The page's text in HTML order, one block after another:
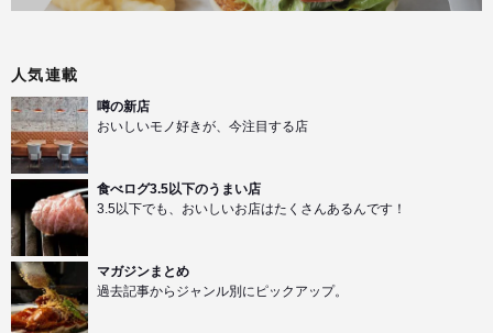
人気連載
噂の新店
おいしいモノ好きが、今注目する店
食べログ3.5以下のうまい店
3.5以下でも、おいしいお店はたくさんあるんです！
マガジンまとめ
過去記事からジャンル別にピックアップ。